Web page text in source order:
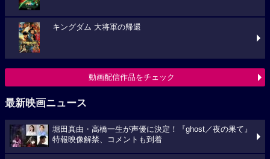
キングダム 大将軍の帰還
動画配信作品をチェック
最新映画ニュース
堀田真由・高橋一生が声優に決定！『ghost／夜の果て』
特報映像解禁、コメントも到着